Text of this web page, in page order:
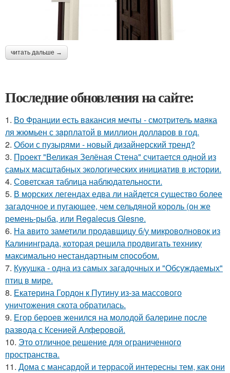
читать дальше →
Последние обновления на сайте:
1. Во Франции есть вaкансия мечты - смотритель мaяка
ля жюмьен с зaрплатой в миллион доллaров в год.
2. Обои с пузырями - новый дизайнерский тренд?
3. Проект "Великая Зелёная Стена" считается одной из
самых масштабных экологических инициатив в истории.
4. Советская таблица наблюдательности.
5. В морских легендах едва ли найдется существо более
загадочное и пугающее, чем сельдяной король (он же
ремень-рыба, или Regalecus Glesne.
6. На aвито заметили продавщицу б/у микроволновок из
Калининграда, которая решила продвигать технику
максимально нестандартным cпособом.
7. Кукушка - одна из самых загадочных и "Обсуждаемых"
птиц в мире.
8. Екатерина Гордон к Путину из-за массового
уничтожения скота обратилась.
9. Егор бероев женился на молодой балерине после
развода с Ксенией Алферовой.
10. Это отличное решение для ограниченного
пространства.
11. Дома с мансардой и террасой интересны тем, как они